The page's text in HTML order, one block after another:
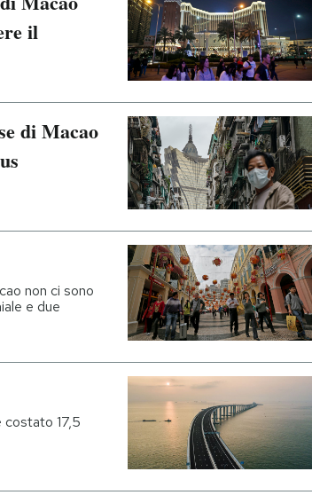
il
di Macao
non ci sono
e due
costato 17,5